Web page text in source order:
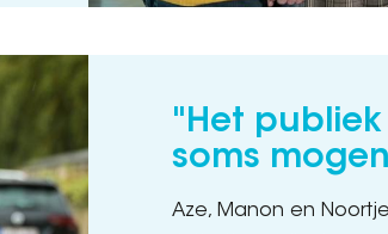
"Het
soms
Aze, Manon en